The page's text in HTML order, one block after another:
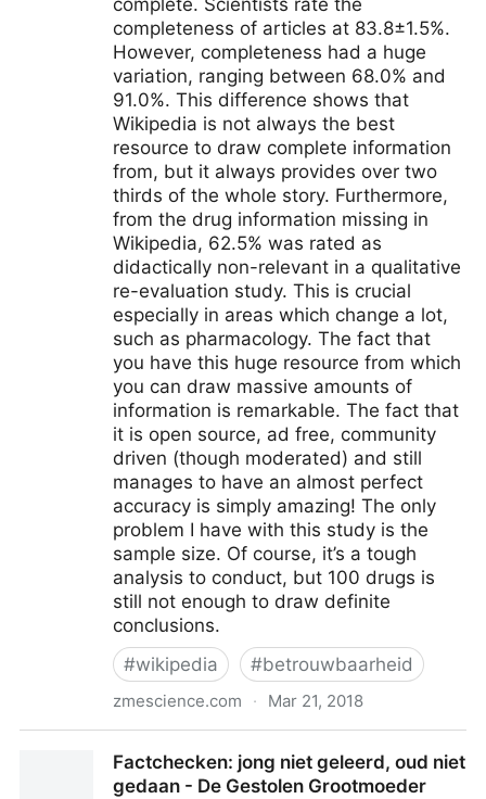
complete. Scientists rate the
completeness of articles at 83.8±1.5%.
However, completeness had a huge
variation, ranging between 68.0% and
91.0%. This difference shows that
Wikipedia is not always the best
resource to draw complete information
from, but it always provides over two
thirds of the whole story. Furthermore,
from the drug information missing in
Wikipedia, 62.5% was rated as
didactically non-relevant in a qualitative
re-evaluation study. This is crucial
especially in areas which change a lot,
such as pharmacology. The fact that
you have this huge resource from which
you can draw massive amounts of
information is remarkable. The fact that
it is open source, ad free, community
driven (though moderated) and still
manages to have an almost perfect
accuracy is simply amazing! The only
problem I have with this study is the
sample size. Of course, it’s a tough
analysis to conduct, but 100 drugs is
still not enough to draw definite
conclusions.
#wikipedia #betrouwbaarheid
zmescience.com · Mar 21, 2018
Factchecken: jong niet geleerd, oud niet
gedaan - De Gestolen Grootmoeder